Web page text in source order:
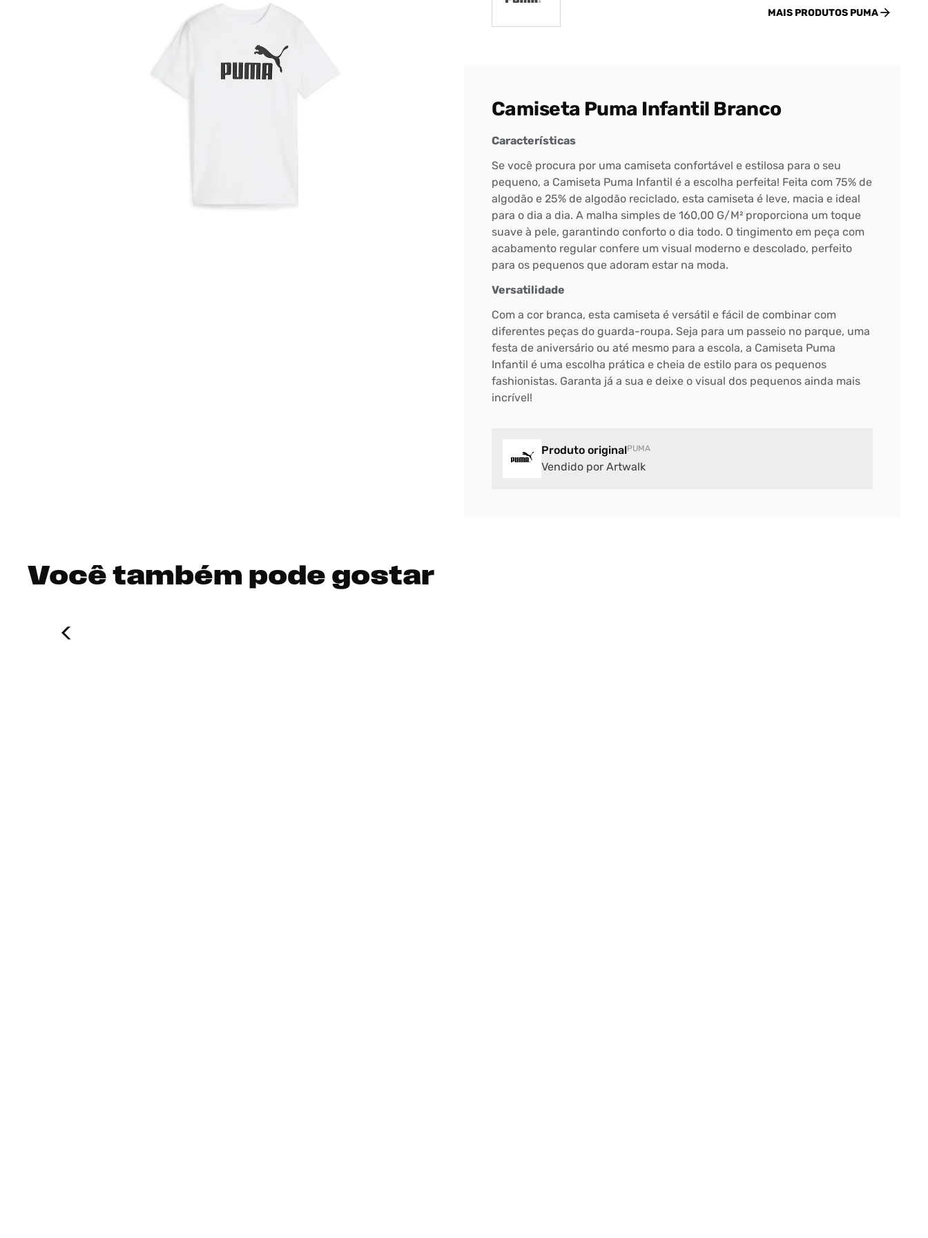
Bem-Vindo à artwalk
Para ter uma melhor experiência de compra, insira seu CEP
BUSCAR
MAIS PRODUTOS PUMA
Camiseta Puma Infantil Branco
Características
Se você procura por uma camiseta confortável e estilosa para o seu
pequeno, a Camiseta Puma Infantil é a escolha perfeita! Feita com 75% de
algodão e 25% de algodão reciclado, esta camiseta é leve, macia e ideal
para o dia a dia. A malha simples de 160,00 G/M² proporciona um toque
suave à pele, garantindo conforto o dia todo. O tingimento em peça com
acabamento regular confere um visual moderno e descolado, perfeito
para os pequenos que adoram estar na moda.
Versatilidade
Com a cor branca, esta camiseta é versátil e fácil de combinar com
diferentes peças do guarda-roupa. Seja para um passeio no parque, uma
festa de aniversário ou até mesmo para a escola, a Camiseta Puma
Infantil é uma escolha prática e cheia de estilo para os pequenos
fashionistas. Garanta já a sua e deixe o visual dos pequenos ainda mais
incrível!
Produto originalPUMA
Vendido por Artwalk
Você também pode gostar